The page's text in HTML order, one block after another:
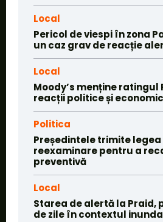
Local
Pericol de viespi în zona
un caz grav de reacție
Local
Moody’s menține ratingul
reacții politice și
Politica
Președintele trimite
reexaminare pentru a
preventivă
Local
Starea de alertă la Praid,
de zile în contextul